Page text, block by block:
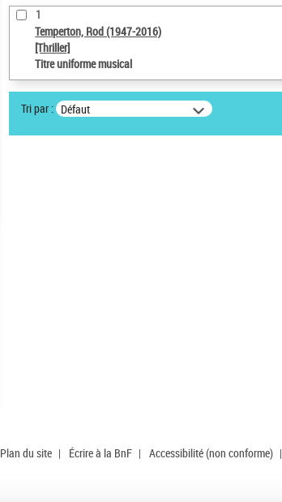
1
Temperton, Rod (1947-2016)
[Thriller]
Titre uniforme musical
Tri par : Défaut
Plan du site | Écrire à la BnF | Accessibilité (non conforme) |